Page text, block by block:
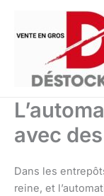
contenu
avec
Dans les
reine, et